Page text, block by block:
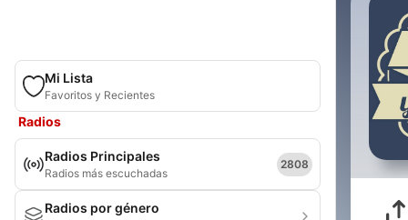
Mi Lista
Favoritos y Recientes
Radios
Radios Principales
Radios más escuchadas
2808
Radios por género